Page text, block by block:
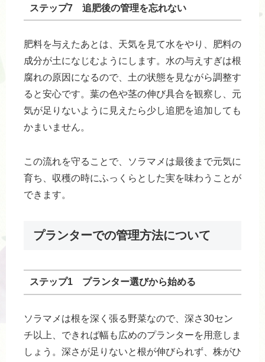
ステップ7 追肥後の管理を忘れない
肥料を与えたあとは、天気を見て水をやり、肥料の
成分が土になじむようにします。水の与えすぎは根
腐れの原因になるので、土の状態を見ながら調整す
ると安心です。葉の色や茎の伸び具合を観察し、元
気が足りないように見えたら少し追肥を追加しても
かまいません。
この流れを守ることで、ソラマメは最後まで元気に
育ち、収穫の時にふっくらとした実を味わうことが
できます。
プランターでの管理方法について
ステップ1 プランター選びから始める
ソラマメは根を深く張る野菜なので、深さ30セン
チ以上、できれば幅も広めのプランターを用意しま
しょう。深さが足りないと根が伸びられず、株がひ